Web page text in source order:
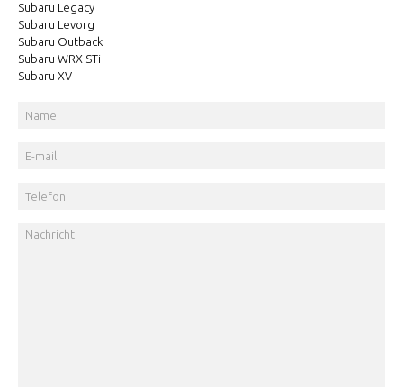
Subaru Legacy
Subaru Levorg
Subaru Outback
Subaru WRX STi
Subaru XV